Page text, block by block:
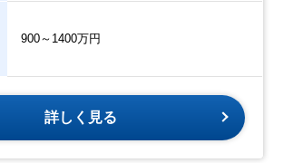
900～1400万円
詳しく見る